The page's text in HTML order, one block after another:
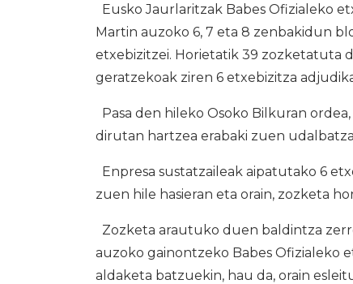
Eusko Jaurlaritzak Babes Ofizialeko
Martin auzoko 6, 7 eta 8 zenbakidun
etxebizitzei. Horietatik 39 zozketatuta
geratzekoak ziren 6 etxebizitza
Pasa den hileko Osoko Bilkuran
dirutan hartzea erabaki zuen
Enpresa sustatzaileak aipatutako 6
zuen hile hasieran eta orain, zozketa
Zozketa arautuko duen baldintza
auzoko gainontzeko Babes Ofizialeko
aldaketa batzuekin, hau da, orain